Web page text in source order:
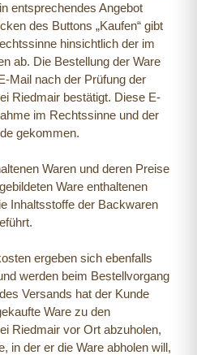
entsprechendes Angebot
des Buttons „Kaufen“ gibt
hinsichtlich der im
ab. Die Bestellung der Ware
Mail nach der Prüfung der
Riedmair bestätigt. Diese E-
im Rechtssinne und der
gekommen.
Waren und deren Preise
Ware enthaltenen
Inhaltsstoffe der Backwaren
ergeben sich ebenfalls
werden beim Bestellvorgang
Versands hat der Kunde
Ware zu den
Riedmair vor Ort abzuholen,
in der er die Ware abholen will,